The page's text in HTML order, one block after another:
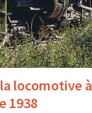
locomotive à
1938